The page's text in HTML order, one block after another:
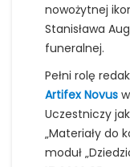
nowożytnej
Stanisława
funeralnej.
Pełni rolę
Artifex Novus
Uczestniczy
„Materiały do
moduł